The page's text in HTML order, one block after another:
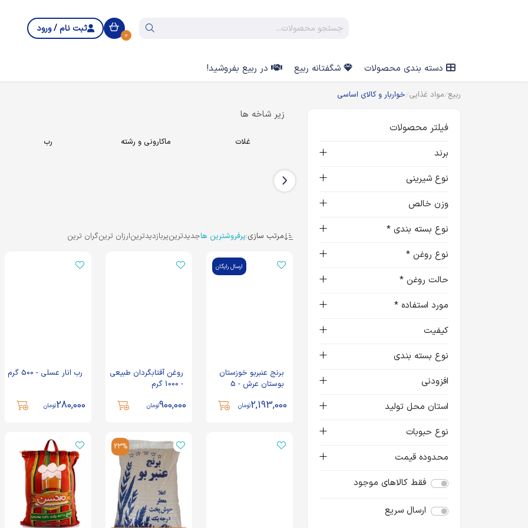
0
ثبت نام / ورود
دسته بندی محصولات شگفتانه ربیع در ربیع بفروشید!
ربیع مواد غذایی خواربار و کالای اساسی
فیلتر محصولات
برند
نوع شیرینی
وزن خالص
نوع بسته بندی *
نوع روغن *
حالت روغن *
مورد استفاده *
کیفیت
نوع بسته بندی
افزودنی
استان محل تولید
نوع حبوبات
محدوده قیمت
فقط کالاهای موجود
ارسال سریع
زیر شاخه ها
روغن حبوبات غلات ماکارونی و رشته رب
مرتب سازی:پرفروشترین هاجدیدترینپربازدیدترینارزان ترینگران ترین
ارسال رایگان
برنج عنبربو خوزستان
بوستان عرش - 5
2,193,000تومان
روغن آفتابگردان طبیعی
- 1000 گرم
900,000تومان
رب انار عسلی - 500 گرم
280,000تومان
23%